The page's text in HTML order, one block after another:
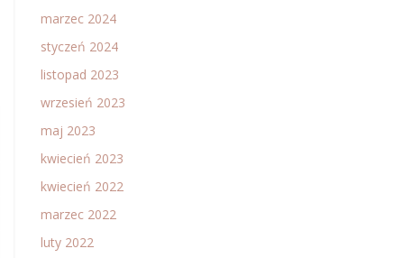
marzec 2024
styczeń 2024
listopad 2023
wrzesień 2023
maj 2023
kwiecień 2023
kwiecień 2022
marzec 2022
luty 2022